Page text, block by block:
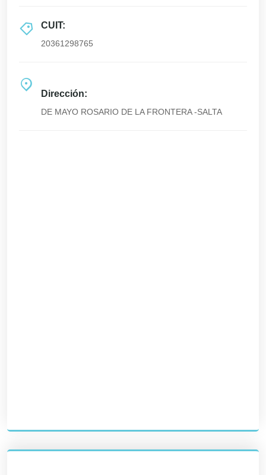
CUIT:
20361298765
Dirección:
DE MAYO ROSARIO DE LA FRONTERA -SALTA